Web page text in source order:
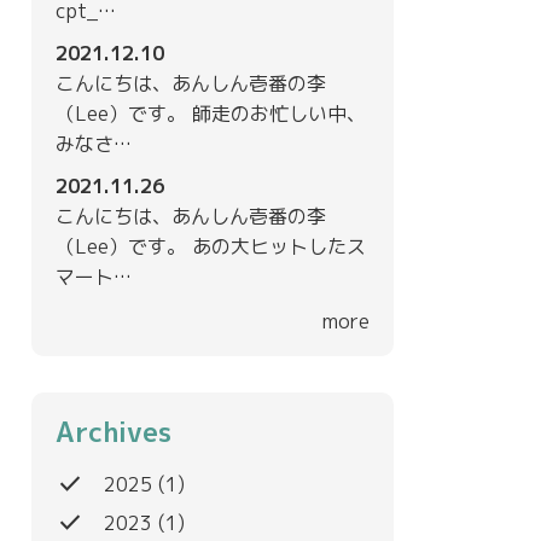
cpt_…
2021.12.10
こんにちは、あんしん壱番の李
（Lee）です。 師走のお忙しい中、
みなさ…
2021.11.26
こんにちは、あんしん壱番の李
（Lee）です。 あの大ヒットしたス
マート…
more
Archives
done 2025 (1)
done 2023 (1)